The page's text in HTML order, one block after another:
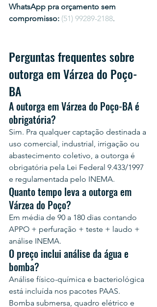
WhatsApp pra orçamento sem
compromisso: (51) 99289-2188.
Perguntas frequentes sobre
outorga em Várzea do Poço-
BA
A outorga em Várzea do Poço-BA é
obrigatória?
Sim. Pra qualquer captação destinada a
uso comercial, industrial, irrigação ou
abastecimento coletivo, a outorga é
obrigatória pela Lei Federal 9.433/1997
e regulamentada pelo INEMA.
Quanto tempo leva a outorga em
Várzea do Poço?
Em média de 90 a 180 dias contando
APPO + perfuração + teste + laudo +
análise INEMA.
O preço inclui análise da água e
bomba?
Análise físico-química e bacteriológica
está incluída nos pacotes PAAS.
Bomba submersa, quadro elétrico e